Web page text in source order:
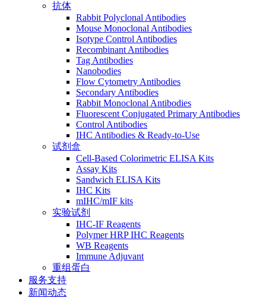
抗体
Rabbit Polyclonal Antibodies
Mouse Monoclonal Antibodies
Isotype Control Antibodies
Recombinant Antibodies
Tag Antibodies
Nanobodies
Flow Cytometry Antibodies
Secondary Antibodies
Rabbit Monoclonal Antibodies
Fluorescent Conjugated Primary Antibodies
Control Antibodies
IHC Antibodies & Ready-to-Use
试剂盒
Cell-Based Colorimetric ELISA Kits
Assay Kits
Sandwich ELISA Kits
IHC Kits
mIHC/mIF kits
实验试剂
IHC-IF Reagents
Polymer HRP IHC Reagents
WB Reagents
Immune Adjuvant
重组蛋白
服务支持
新闻动态